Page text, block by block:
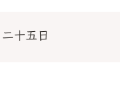
十五日